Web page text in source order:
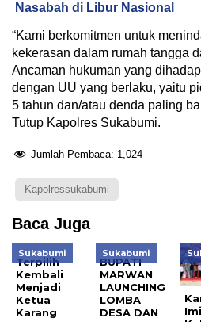
Nasabah di Libur Nasional
“Kami berkomitmen untuk
kekerasan dalam rumah tangga
Ancaman hukuman yang
dengan UU yang berlaku, yaitu
5 tahun dan/atau denda paling
Tutup Kapolres Sukabumi.
Jumlah Pembaca: 1,024
Kapolressukabumi
Baca Juga
Sukabumi
Terpilih
Kembali
Menjadi
Ketua
Karang
Sukabumi
BUPATI
MARWAN
LAUNCHING
LOMBA
DESA DAN